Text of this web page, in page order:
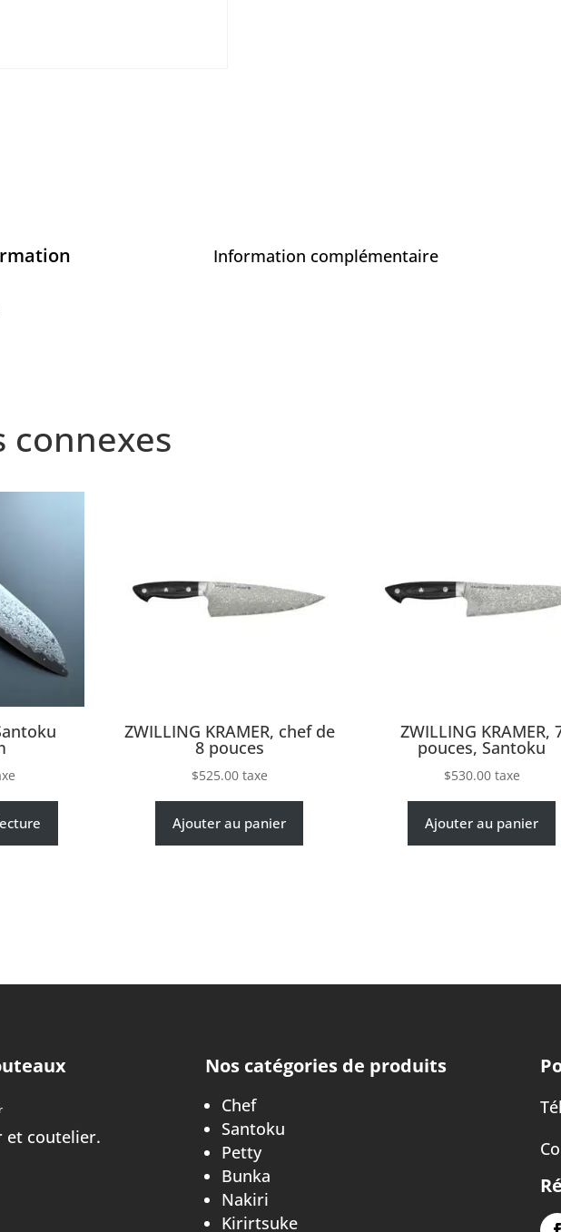
Information complémentaire
connexes
ZWILLING KRAMER, chef de
8 pouces
$525.00 taxe
Ajouter au panier
ZWILLING KRAMER,
pouces, Santoku
$530.00 taxe
Ajouter au panier
et coutelier.
Nos catégories de produits
Chef
Santoku
Petty
Bunka
Nakiri
Kirirtsuke